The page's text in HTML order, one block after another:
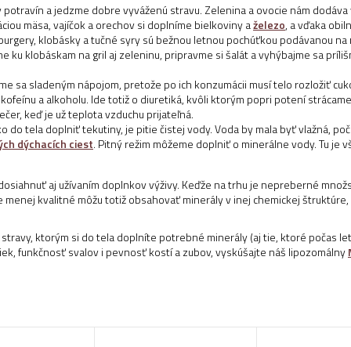
a jedzme dobre vyváženú stravu. Zelenina a ovocie nám
mäsa, vajíčok a orechov si doplníme bielkoviny aželezo, a vďaka
klobásky a tučné syry sú bežnou letnou pochúťkou podávanou
ku klobáskam na gril aj zeleninu, pripravme si šalát a vyhýbajme sa
sa sladeným nápojom, pretože po ich konzumácii musí telo rozložiť
a alkoholu. Ide totiž o diuretiká, kvôli ktorým popri potení
keď je už teplota vzduchu prijateľná.
do tela doplniť tekutiny, je pitie čistej vody. Voda by mala byť vlažná,
dýchacích ciest. Pitný režim môžeme doplniť o minerálne vody. Tu je
aj užívaním doplnkov výživy. Keďže na trhu je nepreberné
kvalitné môžu totiž obsahovať minerály v inej chemickej
ktorým si do tela doplníte potrebné minerály (aj tie, ktoré počas
funkčnosť svalov i pevnosť kostí a zubov, vyskúšajte náš lipozomálny